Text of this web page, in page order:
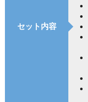
セット内容